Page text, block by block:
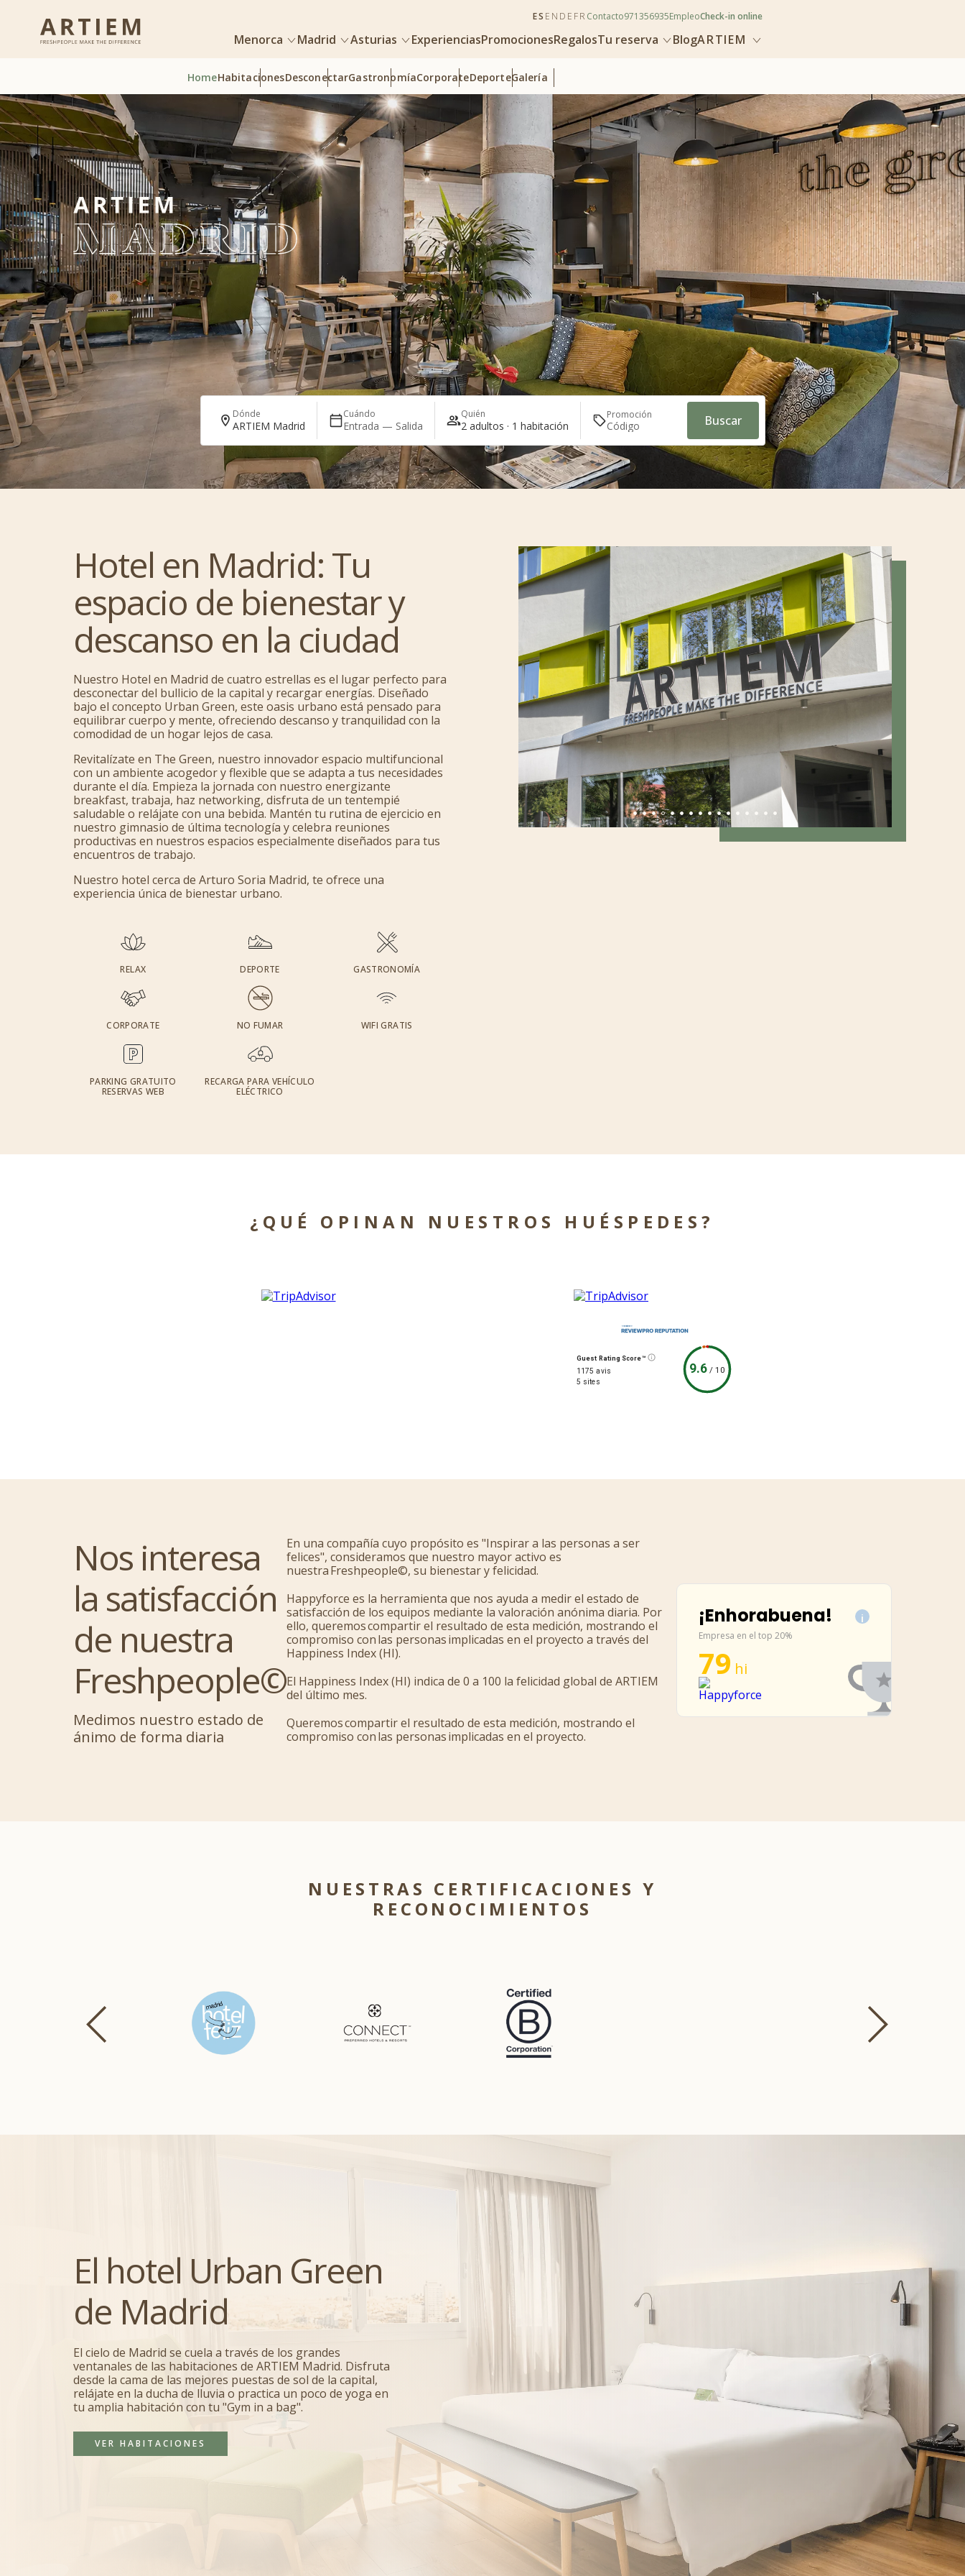
Menorca Madrid Asturias ExperienciasPromocionesRegalosTu reserva BlogARTIEM
Check-in online
Empleo
971356935
Contacto
ES EN DE FR
HomeHabitacionesDesconectarGastronomíaCorporateDeporteGalería
Dónde
ARTIEM Madrid
Cuándo
Entrada — Salida
Quién
2 adultos · 1 habitación
Promoción Buscar
Hotel en Madrid: Tu
espacio de bienestar y
descanso en la ciudad
Nuestro Hotel en Madrid de cuatro estrellas es el lugar perfecto para
desconectar del bullicio de la capital y recargar energías. Diseñado
bajo el concepto Urban Green, este oasis urbano está pensado para
equilibrar cuerpo y mente, ofreciendo descanso y tranquilidad con la
comodidad de un hogar lejos de casa.
Revitalízate en The Green, nuestro innovador espacio multifuncional
con un ambiente acogedor y flexible que se adapta a tus necesidades
durante el día. Empieza la jornada con nuestro energizante
breakfast, trabaja, haz networking, disfruta de un tentempié
saludable o relájate con una bebida. Mantén tu rutina de ejercicio en
nuestro gimnasio de última tecnología y celebra reuniones
productivas en nuestros espacios especialmente diseñados para tus
encuentros de trabajo.
Nuestro hotel cerca de Arturo Soria Madrid, te ofrece una
experiencia única de bienestar urbano.
RELAX DEPORTE GASTRONOMÍA
CORPORATE NO FUMAR WIFI GRATIS
PARKING GRATUITO
RESERVAS WEB
RECARGA PARA VEHÍCULO
ELÉCTRICO
¿QUÉ OPINAN NUESTROS HUÉSPEDES?
Guest Rating Score™
1175 avis
5 sites
9.6/10
Nos interesa
la satisfacción
de nuestra
Freshpeople©
Medimos nuestro estado de
ánimo de forma diaria
i
¡Enhorabuena!
Empresa en el top 20%
79 hi
En una compañía cuyo propósito es "Inspirar a las personas a ser
felices", consideramos que nuestro mayor activo es
nuestra Freshpeople©, su bienestar y felicidad.
Happyforce es la herramienta que nos ayuda a medir el estado de
satisfacción de los equipos mediante la valoración anónima diaria. Por
ello, queremos compartir el resultado de esta medición, mostrando el
compromiso con las personas implicadas en el proyecto a través del
Happiness Index (HI).
El Happiness Index (HI) indica de 0 a 100 la felicidad global de ARTIEM
del último mes.
Queremos compartir el resultado de esta medición, mostrando el
compromiso con las personas implicadas en el proyecto.
NUESTRAS CERTIFICACIONES Y
RECONOCIMIENTOS
El hotel Urban Green
de Madrid
El cielo de Madrid se cuela a través de los grandes
ventanales de las habitaciones de ARTIEM Madrid. Disfruta
desde la cama de las mejores puestas de sol de la capital,
relájate en la ducha de lluvia o practica un poco de yoga en
tu amplia habitación con tu "Gym in a bag".
VER HABITACIONES